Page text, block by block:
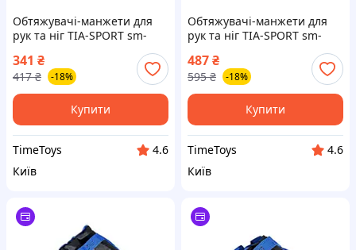
Обтяжувачі-манжети для
рук та ніг TIA-SPORT sm-
1349, 2x0,75 кг, Time Toys
341 ₴
417 ₴ -18%
Купити
TimeToys
4.6
Київ
Обтяжувачі-манжети для
рук та ніг TIA-SPORT sm-
487₴
595 ₴ -18%
Купити
TimeToys
4.6
Київ